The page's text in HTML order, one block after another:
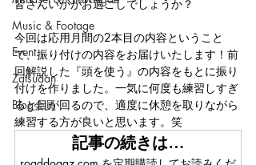
Music & Footage
Event
Zatsudan
Blog会員
皆さんいかがお過ごしでしょうか？
今回は応用月間の2本目の内容ということ
で、振り付けの内容をお届けいたします！前
回解説した『頭を使う』の内容をもとに振り
付けを作りました。一気に何度も練習しすぎ
ると目が回るので、適度に休憩を取りながら
練習する方が良いと思います。笑
記事の続きは…